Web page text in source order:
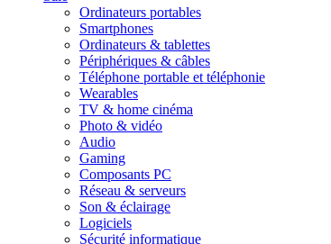
Ordinateurs portables
Smartphones
Ordinateurs & tablettes
Périphériques & câbles
Téléphone portable et téléphonie
Wearables
TV & home cinéma
Photo & vidéo
Audio
Gaming
Composants PC
Réseau & serveurs
Son & éclairage
Logiciels
Sécurité informatique